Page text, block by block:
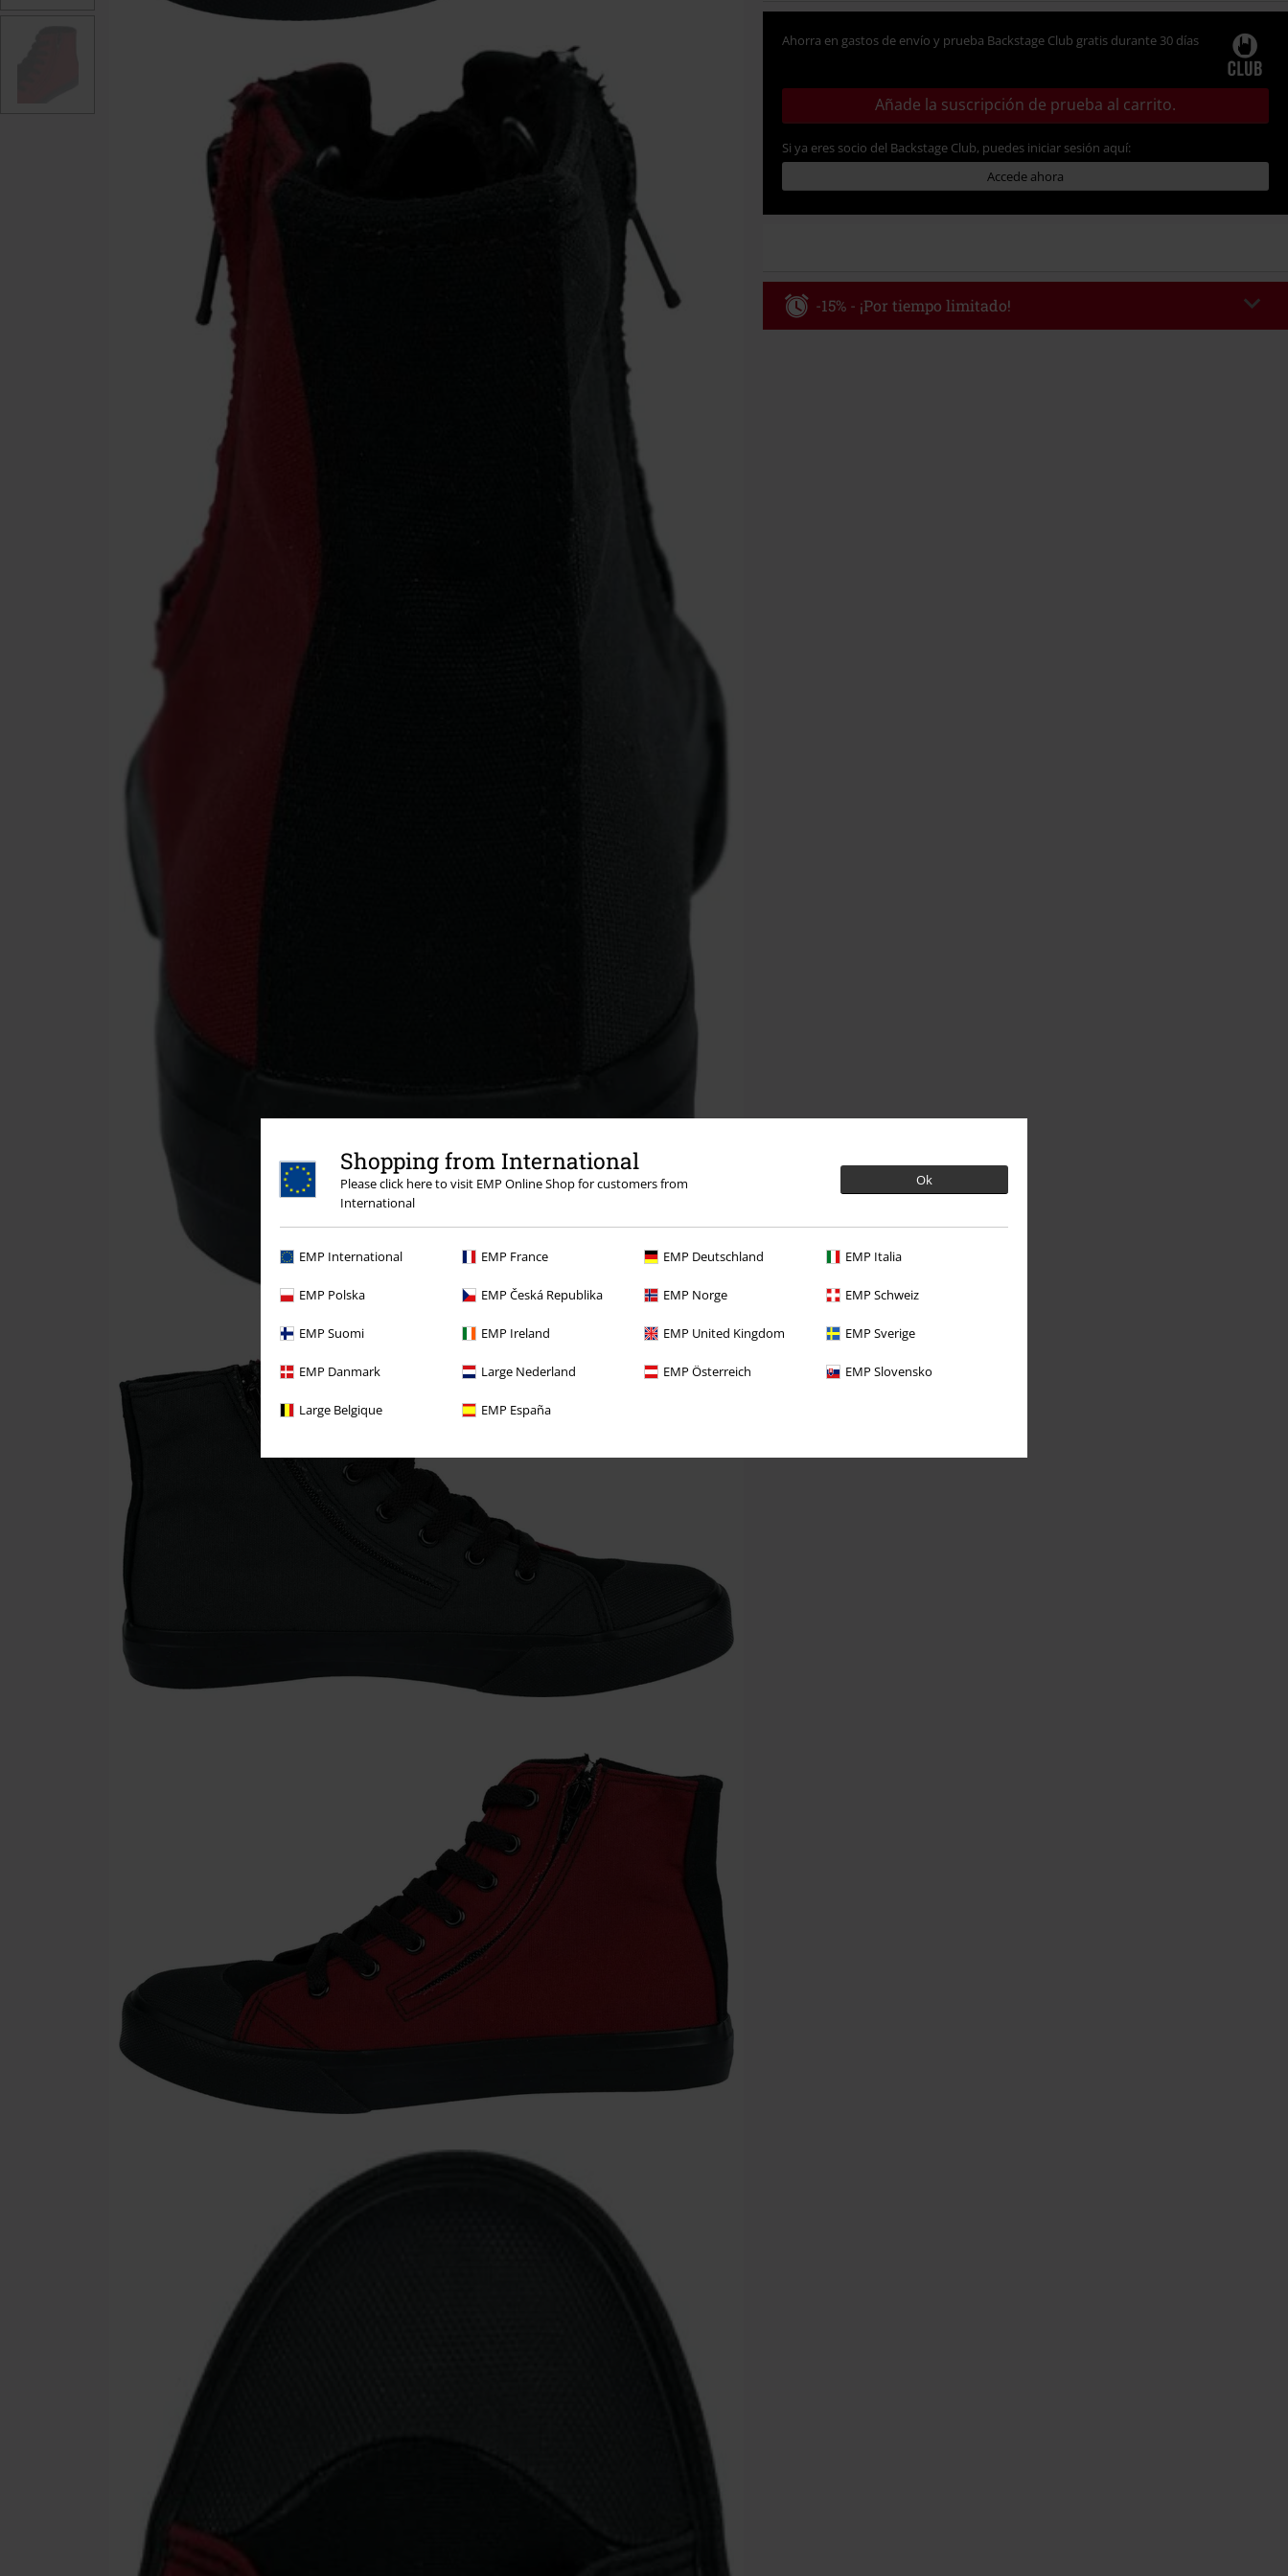
Shopping from International
Please click here to visit EMP Online Shop for customers from
International
Ok
EMP International EMP France EMP Deutschland EMP Italia
EMP Polska EMP Česká Republika EMP Norge EMP Schweiz
EMP Suomi EMP Ireland EMP United Kingdom EMP Sverige
EMP Danmark Large Nederland EMP Österreich EMP Slovensko
Large Belgique EMP España
Ahorra en gastos de envío y prueba Backstage Club gratis durante 30 días
Añade la suscripción de prueba al carrito.
Si ya eres socio del Backstage Club, puedes iniciar sesión aquí:
Accede ahora
-15% - ¡Por tiempo limitado!